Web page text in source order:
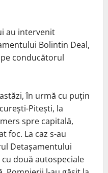
au intervenit
Bolintin Deal,
conducătorul
în urmă cu puţin
Piteşti, la
spre capitală,
foc. La caz s-au
Detaşamentului
două autospeciale